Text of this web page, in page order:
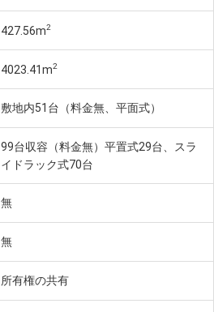
427.56m2
4023.41m2
敷地内51台（料金無、平面式）
99台収容（料金無）平置式29台、スラ
イドラック式70台
無
無
所有権の共有